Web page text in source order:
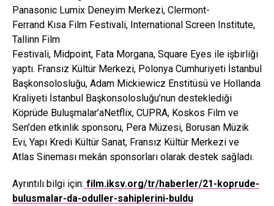
Panasonic Lumix Deneyim Merkezi, Clermont-
Ferrand Kısa Film Festivali, International Screen Institute,
Tallinn Film
Festivali, Midpoint, Fata Morgana, Square Eyes ile işbirliği
yaptı. Fransız Kültür Merkezi, Polonya Cumhuriyeti İstanbul
Başkonsolosluğu, Adam Mickiewicz Enstitüsü ve Hollanda
Kraliyeti İstanbul Başkonsolosluğu’nun desteklediği
Köprüde Buluşmalar’aNetflix, CUPRA, Koskos Film ve
Sen’den etkinlik sponsoru, Pera Müzesi, Borusan Müzik
Evi, Yapı Kredi Kültür Sanat, Fransız Kültür Merkezi ve
Atlas Sineması mekân sponsorları olarak destek sağladı.
Ayrıntılı bilgi için: film.iksv.org/tr/haberler/21-koprude-
bulusmalar-da-oduller-sahiplerini-buldu